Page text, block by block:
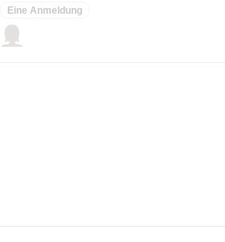
Eine Anmeldung